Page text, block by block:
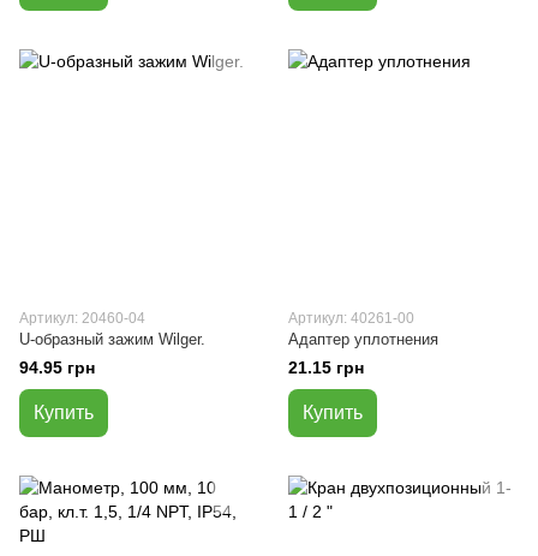
Артикул: 20460-04
U-образный зажим Wilger.
94.95 грн
Купить
Артикул: 40261-00
Адаптер уплотнения
21.15 грн
Купить